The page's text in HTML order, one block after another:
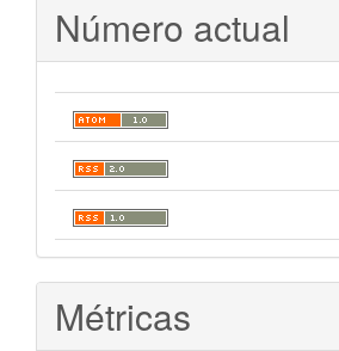
Número actual
Métricas